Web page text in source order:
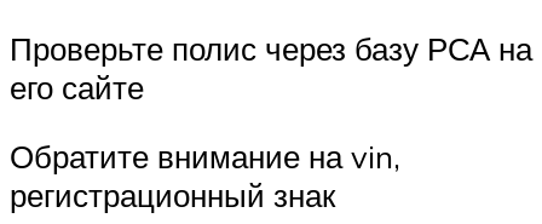
Проверьте полис через базу РСА на
его сайте
Обратите внимание на vin,
регистрационный знак